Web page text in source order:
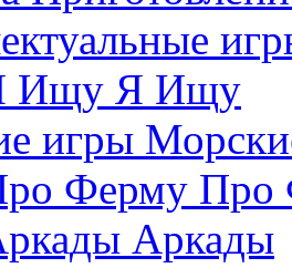
Я Ищу
Про
Аркады